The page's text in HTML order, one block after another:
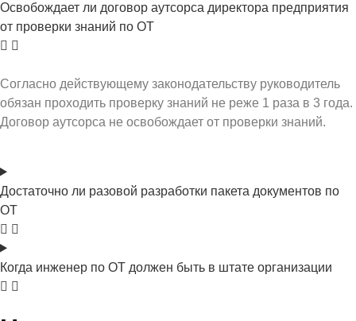
Освобождает ли договор аутсорса директора предприятия
от проверки знаний по ОТ
Согласно действующему законодательству руководитель
обязан проходить проверку знаний не реже 1 раза в 3 года.
Договор аутсорса не освобождает от проверки знаний.
Достаточно ли разовой разработки пакета документов по
ОТ
Когда инженер по ОТ должен быть в штате организации